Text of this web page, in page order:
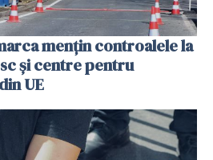
mențin controalele la
și centre pentru
UE